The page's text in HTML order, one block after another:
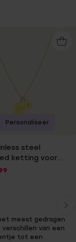
steel
ketting voor
Personaliseer
meest gedragen
verschillen van een
tot een